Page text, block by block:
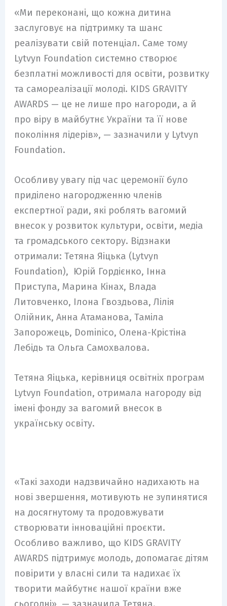
«Ми переконані, що кожна дитина
заслуговує на підтримку та шанс
реалізувати свій потенціал. Саме тому
Lytvyn Foundation системно створює
безплатні можливості для освіти, розвитку
та самореалізації молоді. KIDS GRAVITY
AWARDS — це не лише про нагороди, а й
про віру в майбутнє України та її нове
покоління лідерів», — зазначили у Lytvyn
Foundation.
Особливу увагу під час церемонії було
приділено нагородженню членів
експертної ради, які роблять вагомий
внесок у розвиток культури, освіти, медіа
та громадського сектору. Відзнаки
отримали: Тетяна Яіцька (Lytvyn
Foundation), Юрій Гордієнко, Інна
Приступа, Марина Кінах, Влада
Литовченко, Ілона Гвоздьова, Лілія
Олійник, Анна Атаманова, Таміла
Запорожець, Dominico, Олена-Крістіна
Лебідь та Ольга Самохвалова.
Тетяна Яіцька, керівниця освітніх програм
Lytvyn Foundation, отримала нагороду від
імені фонду за вагомий внесок в
українську освіту.
«Такі заходи надзвичайно надихають на
нові звершення, мотивують не зупинятися
на досягнутому та продовжувати
створювати інноваційні проєкти.
Особливо важливо, що KIDS GRAVITY
AWARDS підтримує молодь, допомагає дітям
повірити у власні сили та надихає їх
творити майбутнє нашої країни вже
сьогодні», — зазначила Тетяна.